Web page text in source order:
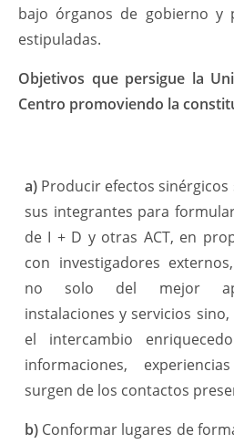
bajo órganos de gobierno y
estipuladas.
Objetivos que persigue la
Centro promoviendo la
a) Producir efectos
sus integrantes para
de I + D y otras ACT, en
con investigadores
no solo del mejor
instalaciones y servicios
el intercambio
informaciones,
surgen de los contactos
b) Conformar lugares de